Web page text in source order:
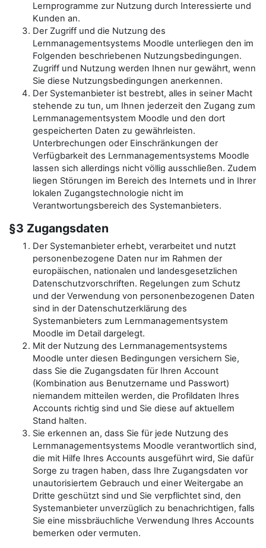
Lernprogramme zur Nutzung durch Interessierte und
Kunden an.
Der Zugriff und die Nutzung des
Lernmanagementsystems Moodle unterliegen den im
Folgenden beschriebenen Nutzungsbedingungen.
Zugriff und Nutzung werden Ihnen nur gewährt, wenn
Sie diese Nutzungsbedingungen anerkennen.
Der Systemanbieter ist bestrebt, alles in seiner Macht
stehende zu tun, um Ihnen jederzeit den Zugang zum
Lernmanagementsystem Moodle und den dort
gespeicherten Daten zu gewährleisten.
Unterbrechungen oder Einschränkungen der
Verfügbarkeit des Lernmanagementsystems Moodle
lassen sich allerdings nicht völlig ausschließen. Zudem
liegen Störungen im Bereich des Internets und in Ihrer
lokalen Zugangstechnologie nicht im
Verantwortungsbereich des Systemanbieters.
§3 Zugangsdaten
Der Systemanbieter erhebt, verarbeitet und nutzt
personenbezogene Daten nur im Rahmen der
europäischen, nationalen und landesgesetzlichen
Datenschutzvorschriften. Regelungen zum Schutz
und der Verwendung von personenbezogenen Daten
sind in der Datenschutzerklärung des
Systemanbieters zum Lernmanagementsystem
Moodle im Detail dargelegt.
Mit der Nutzung des Lernmanagementsystems
Moodle unter diesen Bedingungen versichern Sie,
dass Sie die Zugangsdaten für Ihren Account
(Kombination aus Benutzername und Passwort)
niemandem mitteilen werden, die Profildaten Ihres
Accounts richtig sind und Sie diese auf aktuellem
Stand halten.
Sie erkennen an, dass Sie für jede Nutzung des
Lernmanagementsystems Moodle verantwortlich sind,
die mit Hilfe Ihres Accounts ausgeführt wird, Sie dafür
Sorge zu tragen haben, dass Ihre Zugangsdaten vor
unautorisiertem Gebrauch und einer Weitergabe an
Dritte geschützt sind und Sie verpflichtet sind, den
Systemanbieter unverzüglich zu benachrichtigen, falls
Sie eine missbräuchliche Verwendung Ihres Accounts
bemerken oder vermuten.